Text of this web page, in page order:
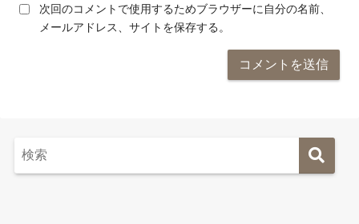
次回のコメントで使用するためブラウザーに自分の名前、
メールアドレス、サイトを保存する。